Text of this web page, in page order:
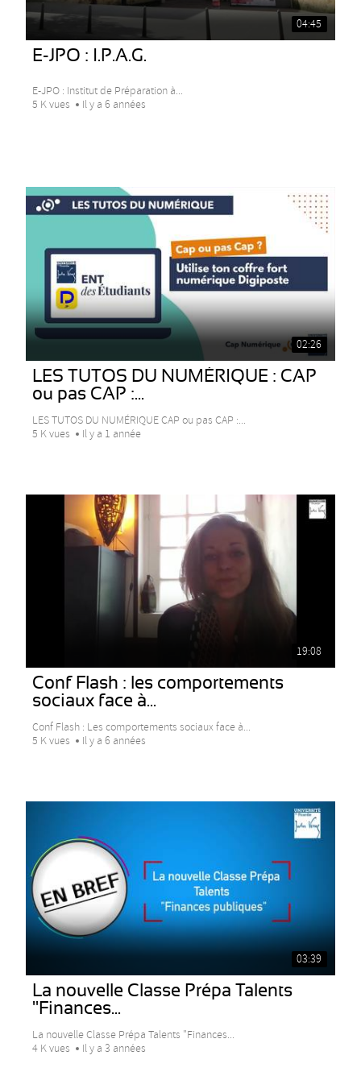
04:45
E-JPO : I.P.A.G.
E-JPO : Institut de Préparation à...
5 K vues
Il y a 6 années
02:26
LES TUTOS DU NUMÉRIQUE : CAP
ou pas CAP :...
LES TUTOS DU NUMÉRIQUE CAP ou pas CAP :...
5 K vues
Il y a 1 année
19:08
Conf Flash : les comportements
sociaux face à...
Conf Flash : Les comportements sociaux face à...
5 K vues
Il y a 6 années
03:39
La nouvelle Classe Prépa Talents
"Finances...
La nouvelle Classe Prépa Talents "Finances...
4 K vues
Il y a 3 années